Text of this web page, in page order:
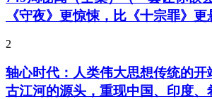
《守夜》更惊悚，比《十宗罪》更
2
轴心时代：人类伟大思想传统的开
古江河的源头，重现中国、印度、